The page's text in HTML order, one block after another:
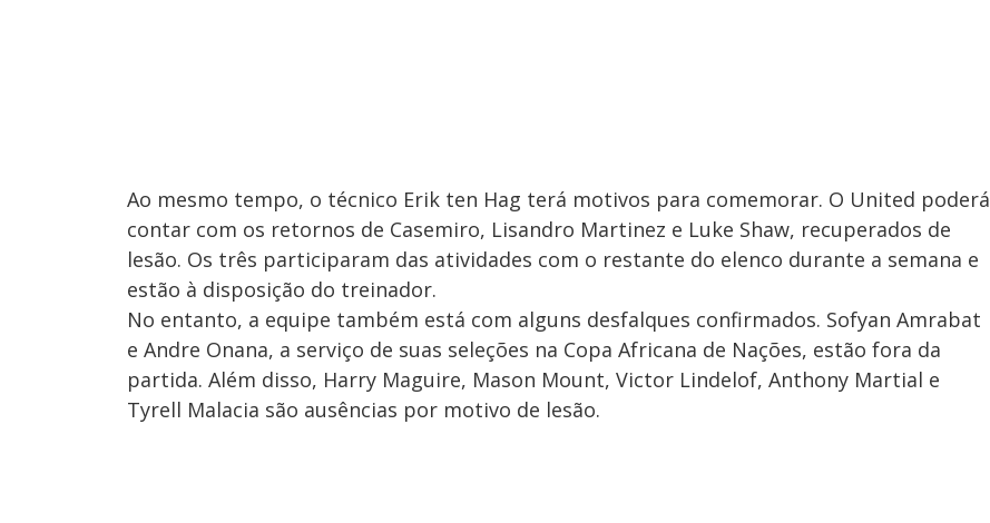
Ao mesmo tempo, o técnico Erik ten Hag terá motivos para comemorar. O United poderá
contar com os retornos de Casemiro, Lisandro Martinez e Luke Shaw, recuperados de
lesão. Os três participaram das atividades com o restante do elenco durante a semana e
estão à disposição do treinador.
No entanto, a equipe também está com alguns desfalques confirmados. Sofyan Amrabat
e Andre Onana, a serviço de suas seleções na Copa Africana de Nações, estão fora da
partida. Além disso, Harry Maguire, Mason Mount, Victor Lindelof, Anthony Martial e
Tyrell Malacia são ausências por motivo de lesão.